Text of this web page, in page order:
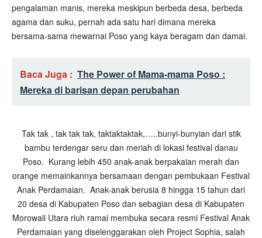
pengalaman manis, mereka meskipun berbeda desa, berbeda
agama dan suku, pernah ada satu hari dimana mereka
bersama-sama mewarnai Poso yang kaya beragam dan damai.
Baca Juga : The Power of Mama-mama Poso :
Mereka di barisan depan perubahan
Tak tak , tak tak tak, taktaktaktak,…..bunyi-bunyian dari stik
bambu terdengar seru dan meriah di lokasi festival danau
Poso. Kurang lebih 450 anak-anak berpakaian merah dan
orange memainkannya bersamaan dengan pembukaan Festival
Anak Perdamaian. Anak-anak berusia 8 hingga 15 tahun dari
20 desa di Kabupaten Poso dan sebagian desa di Kabupaten
Morowali Utara riuh ramai membuka secara resmi Festival Anak
Perdamaian yang diselenggarakan oleh Project Sophia, salah